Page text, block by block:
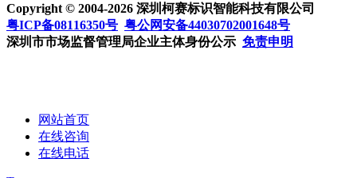
Copyright © 2004-2026 深圳柯赛标识智能科技有限公司
粤ICP备08116350号 粤公网安备44030702001648号
深圳市市场监督管理局企业主体身份公示 免责申明
网站首页
在线咨询
在线电话